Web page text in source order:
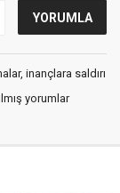
inançlara saldırı
yorumlar